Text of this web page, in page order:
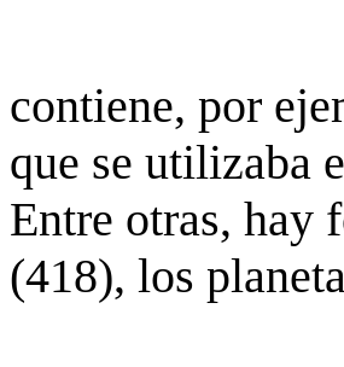
contiene, por
que se utilizaba
Entre otras, hay
(418), los